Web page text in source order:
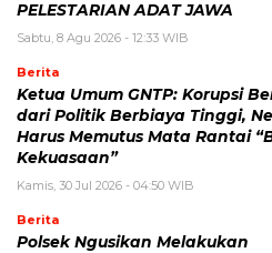
PELESTARIAN ADAT JAWA
Sabtu, 8 Agu 2026 - 12:33 WIB
Berita
Ketua Umum GNTP: Korupsi
dari Politik Berbiaya Tinggi,
Harus Memutus Mata Rantai
Kekuasaan”
Kamis, 30 Jul 2026 - 04:50 WIB
Berita
Polsek Ngusikan Melakukan